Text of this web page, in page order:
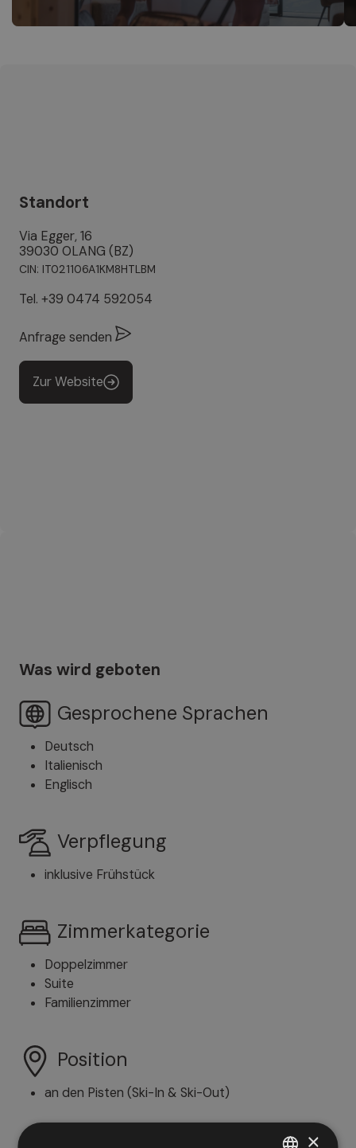
Standort
Via Egger, 16
39030 OLANG (BZ)
CIN: IT021106A1KM8HTLBM
Tel. +39 0474 592054
Anfrage senden
Zur Website
Was wird geboten
Gesprochene Sprachen
Deutsch
Italienisch
Englisch
Verpflegung
inklusive Frühstück
Zimmerkategorie
Doppelzimmer
Suite
Familienzimmer
Position
an den Pisten (Ski-In & Ski-Out)
×